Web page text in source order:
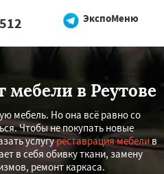
ЭкспоМеню
мне
мебели в Реутове
мебель. Но она всё равно со
Чтобы не покупать новые
услугуреставрация мебелив
в себя обивку ткани, замену
ремонт каркаса.